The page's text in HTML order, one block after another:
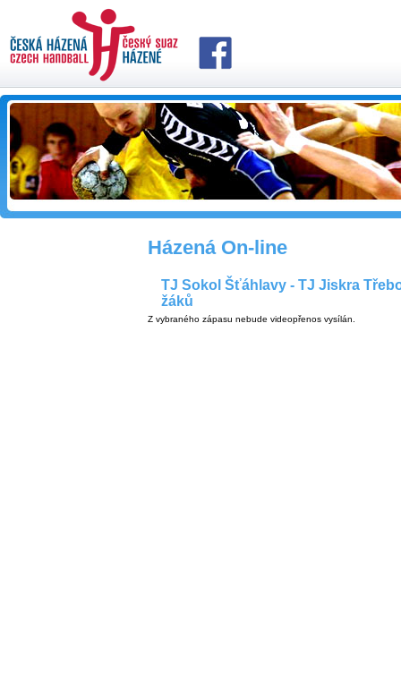
Házená On-line
TJ Sokol Šťáhlavy - TJ Jiskra
žáků
Z vybraného zápasu nebude videopřenos vysílán.